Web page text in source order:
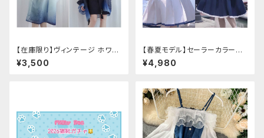
【在庫限り】ヴィンテージ ホワイ
トタイガー チョンサム ショートス
リーブ
¥3,500
【春夏モデル】セーラーカラープ
リーツワンピース
¥4,980